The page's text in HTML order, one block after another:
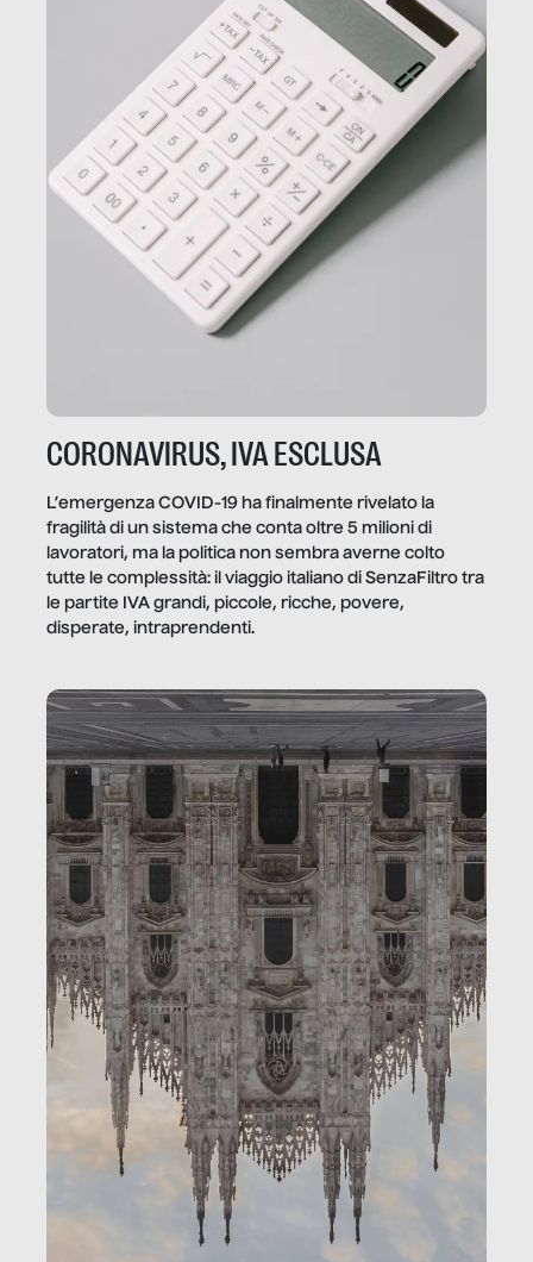
CORONAVIRUS, IVA ESCLUSA
L’emergenza COVID-19 ha finalmente rivelato la
fragilità di un sistema che conta oltre 5 milioni di
lavoratori, ma la politica non sembra averne colto
tutte le complessità: il viaggio italiano di SenzaFiltro tra
le partite IVA grandi, piccole, ricche, povere,
disperate, intraprendenti.